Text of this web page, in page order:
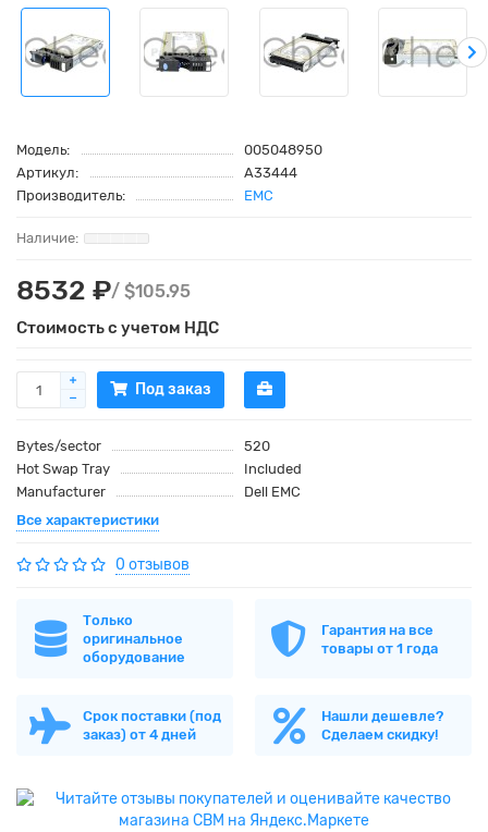
Модель:
005048950
Артикул:
A33444
Производитель:
EMC
8532 ₽/ $105.95
Стоимость с учетом НДС
Под заказ
Bytes/sector
520
Hot Swap Tray
Included
Manufacturer
Dell EMC
Все характеристики
0 отзывов
Только
оригинальное
оборудование
Гарантия на все
товары от 1 года
Срок поставки (под
заказ) от 4 дней
Нашли дешевле?
Сделаем скидку!